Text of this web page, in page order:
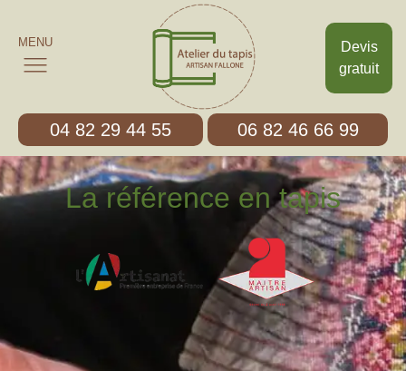
Devis
gratuit
MENU
04 82 29 44 55 06 82 46 66 99
La référence en tapis